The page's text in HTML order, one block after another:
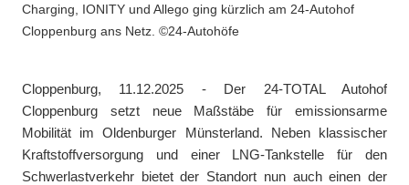
Charging, IONITY und Allego ging kürzlich am 24-Autohof
Cloppenburg ans Netz. ©24-Autohöfe
Cloppenburg, 11.12.2025 - Der 24-TOTAL Autohof
Cloppenburg setzt neue Maßstäbe für emissionsarme
Mobilität im Oldenburger Münsterland. Neben klassischer
Kraftstoffversorgung und einer LNG-Tankstelle für den
Schwerlastverkehr bietet der Standort nun auch einen der